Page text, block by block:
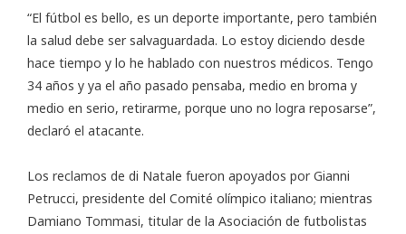
“El fútbol es bello, es un deporte importante, pero también
la salud debe ser salvaguardada. Lo estoy diciendo desde
hace tiempo y lo he hablado con nuestros médicos. Tengo
34 años y ya el año pasado pensaba, medio en broma y
medio en serio, retirarme, porque uno no logra reposarse”,
declaró el atacante.
Los reclamos de di Natale fueron apoyados por Gianni
Petrucci, presidente del Comité olímpico italiano; mientras
Damiano Tommasi, titular de la Asociación de futbolistas